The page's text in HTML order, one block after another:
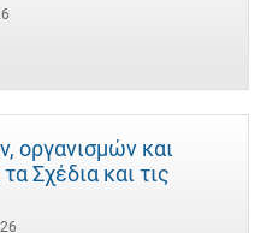
οργανισμών και
Σχέδια και τις